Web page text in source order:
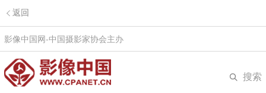
返回
影像中国网-中国摄影家协会主办
搜索